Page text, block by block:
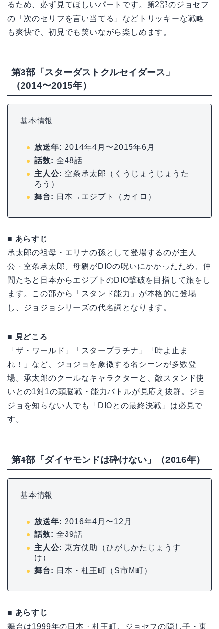
るため、必ず見てほしいパートです。第2部のジョセフ
の「次のセリフを言い当てる」などトリッキーな戦略
も爽快で、初見でも笑いながら楽しめます。
第3部「スターダストクルセイダース」
（2014〜2015年）
基本情報
放送年: 2014年4月〜2015年6月
話数: 全48話
主人公: 空条承太郎（くうじょうじょうた
ろう）
舞台: 日本→エジプト（カイロ）
■ あらすじ
承太郎の祖母・エリナの孫として登場するのが主人
公・空条承太郎。母親がDIOの呪いにかかったため、仲
間たちと日本からエジプトのDIO撃破を目指して旅をし
ます。この部から「スタンド能力」が本格的に登場
し、ジョジョシリーズの代名詞となります。
■ 見どころ
「ザ・ワールド」「スタープラチナ」「時よ止ま
れ！」など、ジョジョを象徴する名シーンが多数登
場。承太郎のクールなキャラクターと、敵スタンド使
いとの1対1の頭脳戦・能力バトルが見応え抜群。ジョ
ジョを知らない人でも「DIOとの最終決戦」は必見で
す。
第4部「ダイヤモンドは砕けない」（2016年）
基本情報
放送年: 2016年4月〜12月
話数: 全39話
主人公: 東方仗助（ひがしかたじょうす
け）
舞台: 日本・杜王町（S市M町）
■ あらすじ
舞台は1999年の日本・杜王町。ジョセフの隠し子・東